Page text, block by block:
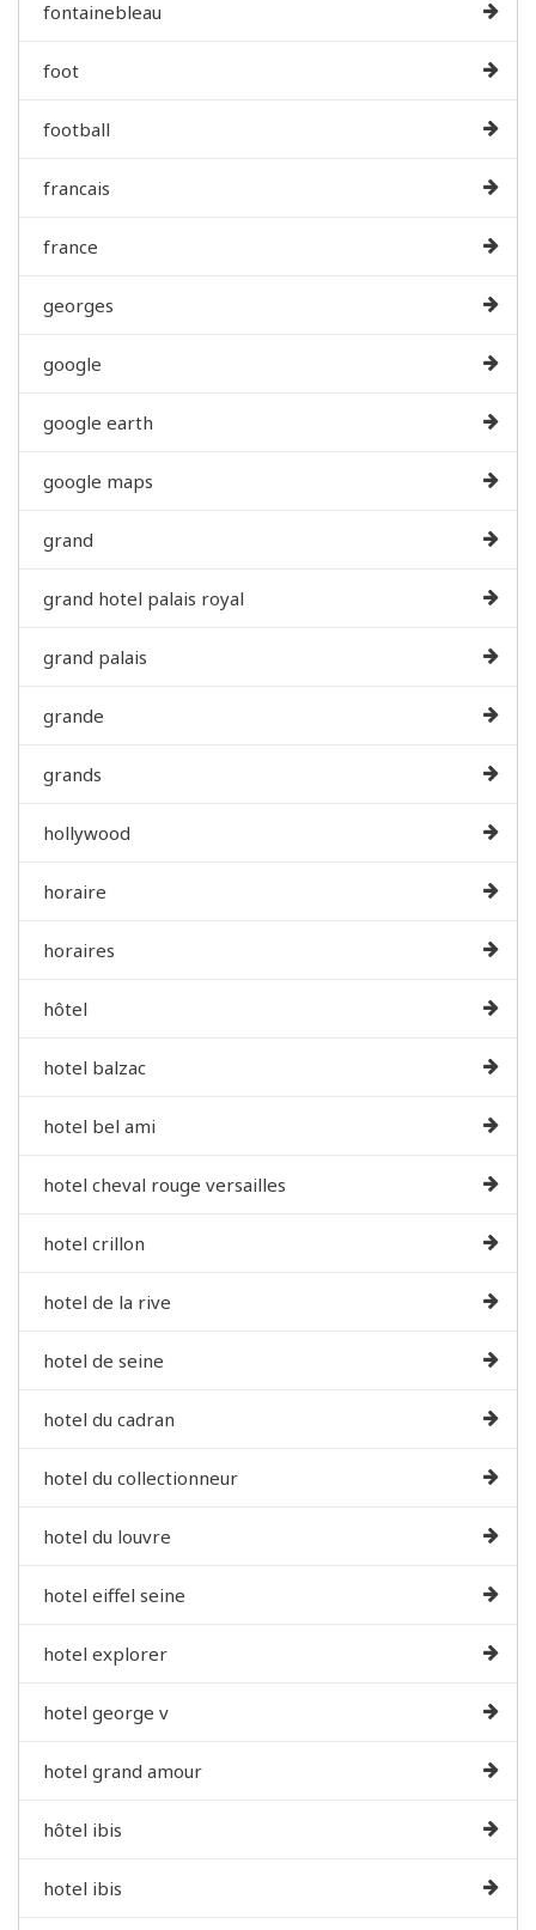
fontainebleau
foot
football
francais
france
georges
google
google earth
google maps
grand
grand hotel palais royal
grand palais
grande
grands
hollywood
horaire
horaires
hôtel
hotel balzac
hotel bel ami
hotel cheval rouge versailles
hotel crillon
hotel de la rive
hotel de seine
hotel du cadran
hotel du collectionneur
hotel du louvre
hotel eiffel seine
hotel explorer
hotel george v
hotel grand amour
hôtel ibis
hotel ibis